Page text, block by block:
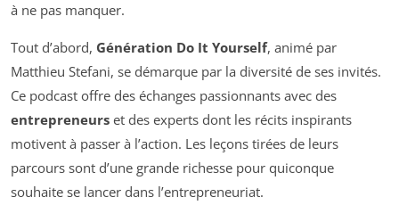
à ne pas manquer.
Tout d’abord, Génération Do It Yourself, animé par
Matthieu Stefani, se démarque par la diversité de ses invités.
Ce podcast offre des échanges passionnants avec des
entrepreneurs et des experts dont les récits inspirants
motivent à passer à l’action. Les leçons tirées de leurs
parcours sont d’une grande richesse pour quiconque
souhaite se lancer dans l’entrepreneuriat.